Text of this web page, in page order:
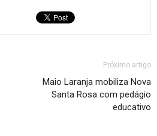
Próximo artigo
Maio Laranja mobiliza Nova
Santa Rosa com pedágio
educativo